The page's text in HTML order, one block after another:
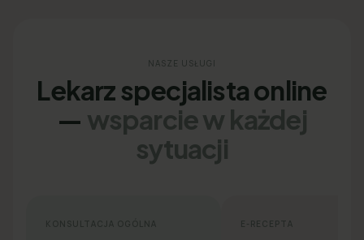
NASZE USŁUGI
Lekarz specjalista online
— wsparcie w każdej
sytuacji
E-RECEPTA